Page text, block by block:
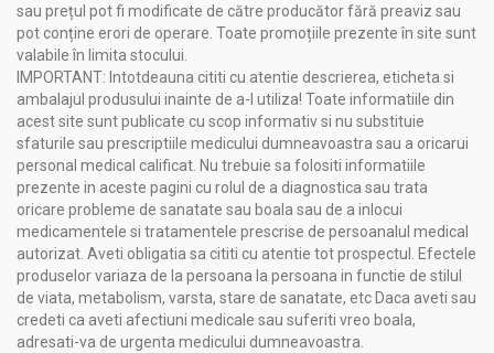
vitamina C 15%
ulei esenţial de lămâie (Citri aetheroleum) 1,2%
glicozide steviolice extrase din frunze de Stevia
rebaudiana 1%
ulei esenţial de mentă (Menthae aetheroleum) 0,8%
ulei esenţial de eucalipt (Eucalypti aetheroleum) 0,6%
extract de scoarţă de salcie (Salicis cortex) standardizat
în min. 15% salicină 0,5%
extract total de flori de soc (Sambuci flos) 0,5%
extract total de trifoişte de baltă (Menyanthidis folium)
0,5%
extract total de busuioc (Basilici herba) 0,5%
extract total de isop (Hyssopi herba) 0,5%
fructoză
amidon din porumb
sau prețul pot fi modificate de către producător fără preaviz sau
pot conține erori de operare. Toate promoțiile prezente în site sunt
valabile în limita stocului.
IMPORTANT: Intotdeauna cititi cu atentie descrierea, eticheta si
ambalajul produsului inainte de a-l utiliza! Toate informatiile din
acest site sunt publicate cu scop informativ si nu substituie
sfaturile sau prescriptiile medicului dumneavoastra sau a oricarui
personal medical calificat. Nu trebuie sa folositi informatiile
prezente in aceste pagini cu rolul de a diagnostica sau trata
oricare probleme de sanatate sau boala sau de a inlocui
medicamentele si tratamentele prescrise de persoanalul medical
autorizat. Aveti obligatia sa cititi cu atentie tot prospectul. Efectele
produselor variaza de la persoana la persoana in functie de stilul
de viata, metabolism, varsta, stare de sanatate, etc Daca aveti sau
credeti ca aveti afectiuni medicale sau suferiti vreo boala,
adresati-va de urgenta medicului dumneavoastra.